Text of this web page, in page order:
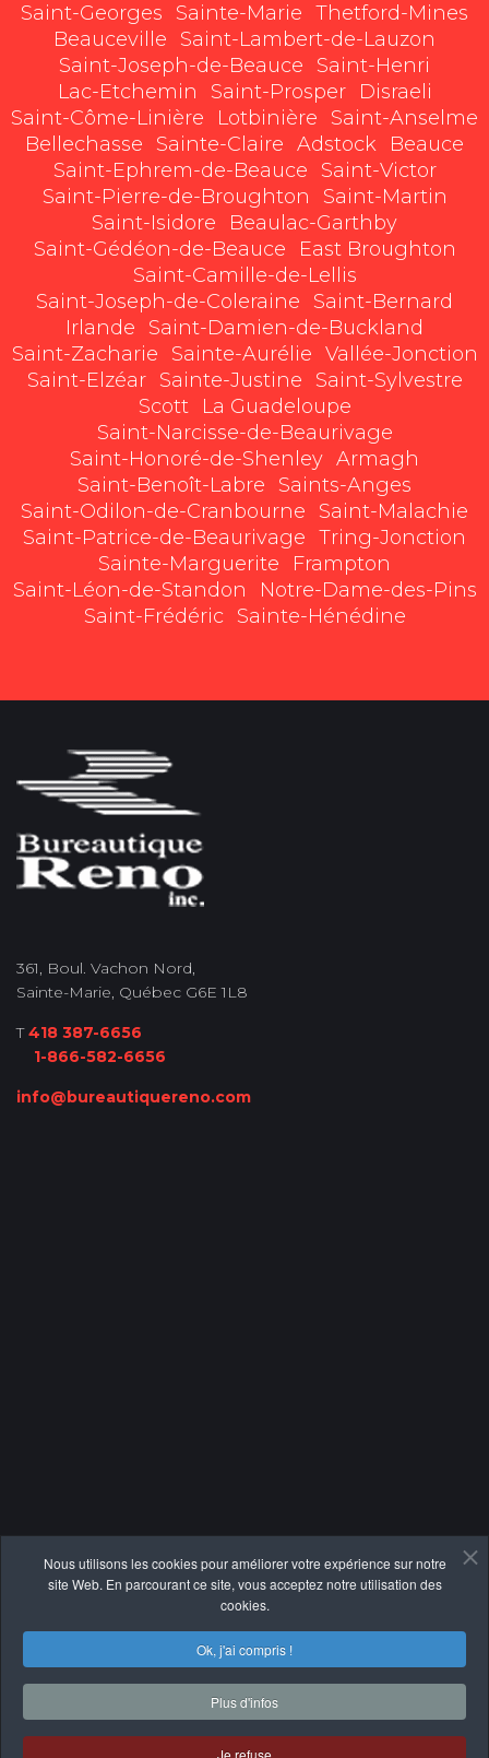
Saint-Georges Sainte-Marie Thetford-Mines
Beauceville
Saint-Lambert-de-Lauzon
Saint-Joseph-de-Beauce
Saint-Henri
Lac-Etchemin
Saint-Prosper
Disraeli
Saint-Côme-Linière
Lotbinière
Saint-Anselme
Bellechasse
Sainte-Claire Adstock
Beauce
Saint-Ephrem-de-Beauce
Saint-Victor
Saint-Pierre-de-Broughton
Saint-Martin
Saint-Isidore
Beaulac-Garthby
Saint-Gédéon-de-Beauce
East Broughton
Saint-Camille-de-Lellis
Saint-Joseph-de-Coleraine
Saint-Bernard
Irlande
Saint-Damien-de-Buckland
Saint-Zacharie
Sainte-Aurélie Vallée-Jonction
Saint-Elzéar
Sainte-Justine
Saint-Sylvestre
Scott
La Guadeloupe
Saint-Narcisse-de-Beaurivage
Saint-Honoré-de-Shenley Armagh
Saint-Benoît-Labre
Saints-Anges
Saint-Odilon-de-Cranbourne
Saint-Malachie
Saint-Patrice-de-Beaurivage Tring-Jonction
Sainte-Marguerite
Frampton
Saint-Léon-de-Standon
Notre-Dame-des-Pins
Saint-Frédéric
Sainte-Hénédine
361, Boul. Vachon Nord,
Sainte-Marie, Québec G6E 1L8
T418 387-6656
1-866-582-6656
info@bureautiquereno.com
Copyright © 2026 Bureautique RENO.Une réalisation de
Nous utilisons les cookies pour améliorer votre expérience sur notre
site Web. En parcourant ce site, vous acceptez notre utilisation des
cookies.
Ok, j'ai compris !
Plus d'infos
Je refuse